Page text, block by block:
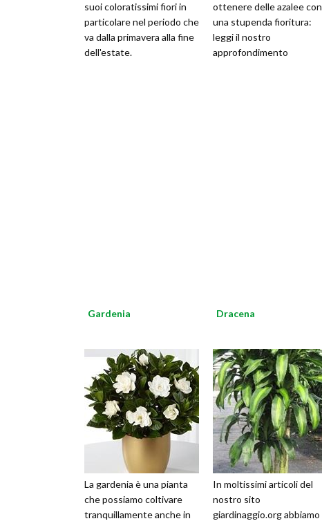
suoi coloratissimi fiori in
particolare nel periodo che
va dalla primavera alla fine
dell'estate.
ottenere delle azalee con
una stupenda fioritura:
leggi il nostro
approfondimento
Gardenia
La gardenia è una pianta
che possiamo coltivare
tranquillamente anche in
Dracena
In moltissimi articoli del
nostro sito
giardinaggio.org abbiamo